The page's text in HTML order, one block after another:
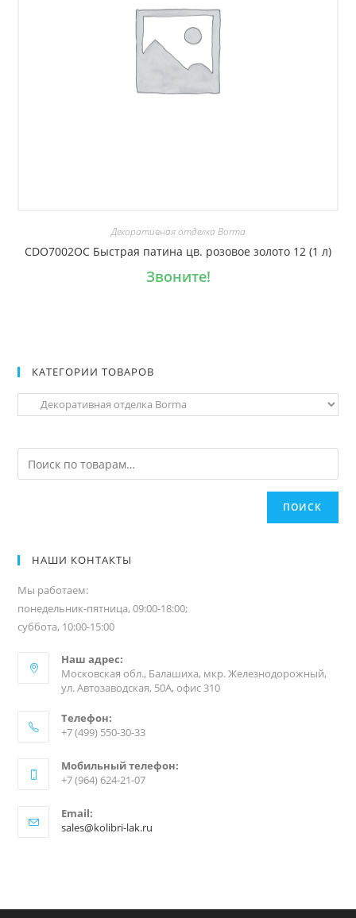
Декоративная отделка Borma
CDO7002OC Быстрая патина цв. розовое золото 12 (1 л)
Звоните!
КАТЕГОРИИ ТОВАРОВ
ПОИСК
НАШИ КОНТАКТЫ
Мы работаем:
понедельник-пятница, 09:00-18:00;
суббота, 10:00-15:00
Наш адрес:
Московская обл., Балашиха, мкр. Железнодорожный,
ул. Автозаводская, 50А, офис 310
Телефон:
+7 (499) 550-30-33
Мобильный телефон:
+7 (964) 624-21-07
Email:
sales@kolibri-lak.ru